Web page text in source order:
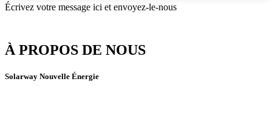
Écrivez votre message ici et envoyez-le-nous
À PROPOS DE NOUS
Solarway Nouvelle Énergie